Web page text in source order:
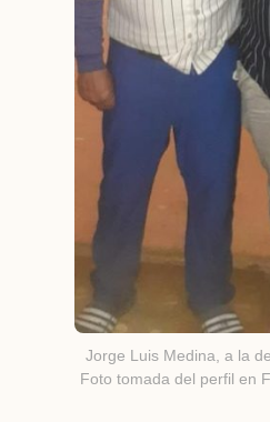
Jorge Luis Medina, a la
Foto tomada del perfil en